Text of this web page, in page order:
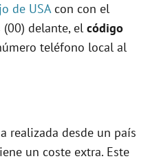
de USAcon con el
delante, el código
teléfono local al
realizada desde un país
un coste extra. Este